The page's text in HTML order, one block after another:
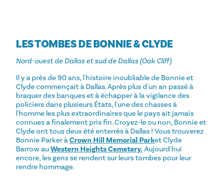
LES TOMBES DE BONNIE & CLYDE
Nord-ouest de Dallas et sud de Dallas (Oak Cliff)
Il y a près de 90 ans, l'histoire inoubliable de Bonnie et
Clyde commençait à Dallas. Après plus d'un an passé à
braquer des banques et à échapper à la vigilance des
policiers dans plusieurs États, l'une des chasses à
l'homme les plus extraordinaires que le pays ait jamais
connues a finalement pris fin. Croyez-le ou non, Bonnie et
Clyde ont tous deux été enterrés à Dallas ! Vous trouverez
Bonnie Parker àCrown Hill Memorial Parket Clyde
Barrow auWestern Heights Cemetery. Aujourd'hui
encore, les gens se rendent sur leurs tombes pour leur
rendre hommage.